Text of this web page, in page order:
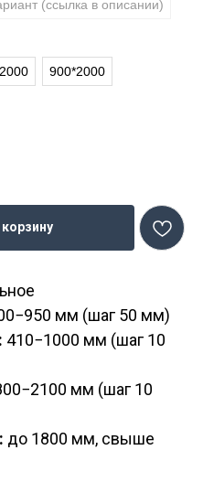
(ссылка в описании)
900*2000
корзину
мм (шаг 50 мм)
410−1000 мм (шаг 10
мм (шаг 10
до 1800 мм, свыше